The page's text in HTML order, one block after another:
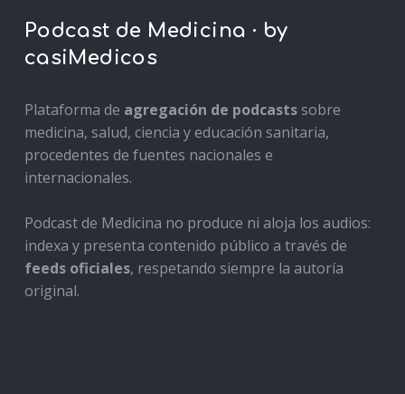
Podcast de Medicina · by
casiMedicos
Plataforma de agregación de podcastssobre
medicina, salud, ciencia y educación sanitaria,
procedentes de fuentes nacionales e
internacionales.
Podcast de Medicina no produce ni aloja los audios:
indexa y presenta contenido público a través de
feeds oficiales, respetando siempre la autoría
original.